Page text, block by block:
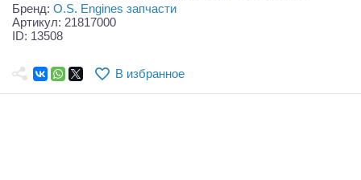
Игрушки
Квадрокоптеры
Бренд: O.S. Engines запчасти
Артикул: 21817000
ID: 13508
В избранное